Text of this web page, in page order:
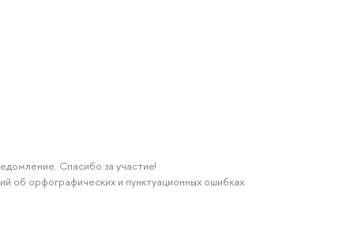
Спасибо за участие!
об орфографических и пунктуационных ошибках.